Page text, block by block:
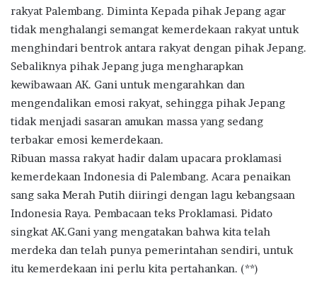
rakyat Palembang. Diminta Kepada pihak Jepang agar
tidak menghalangi semangat kemerdekaan rakyat untuk
menghindari bentrok antara rakyat dengan pihak Jepang.
Sebaliknya pihak Jepang juga mengharapkan
kewibawaan AK. Gani untuk mengarahkan dan
mengendalikan emosi rakyat, sehingga pihak Jepang
tidak menjadi sasaran amukan massa yang sedang
terbakar emosi kemerdekaan.
Ribuan massa rakyat hadir dalam upacara proklamasi
kemerdekaan Indonesia di Palembang. Acara penaikan
sang saka Merah Putih diiringi dengan lagu kebangsaan
Indonesia Raya. Pembacaan teks Proklamasi. Pidato
singkat AK.Gani yang mengatakan bahwa kita telah
merdeka dan telah punya pemerintahan sendiri, untuk
itu kemerdekaan ini perlu kita pertahankan. (**)